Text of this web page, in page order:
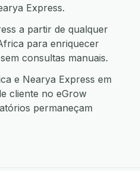
Express.
a partir de qualquer
para enriquecer
consultas manuais.
e Nearya Express em
cliente no eGrow
permaneçam